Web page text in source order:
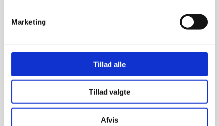
Marketing
Tillad alle
Tillad valgte
Afvis
og fuld dækning
Flot justerbar
finger ring med
gymnast i spring.